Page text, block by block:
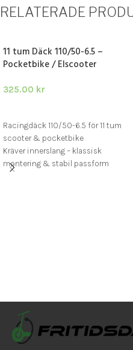
RELATERADE
11 tum Däck 110/50-6.5 –
Pocketbike / Elscooter
325.00 kr
Racingdäck 110/50-6.5 för 11 tum
scooter & pocketbike
Kräver innerslang – klassisk
montering & stabil passform